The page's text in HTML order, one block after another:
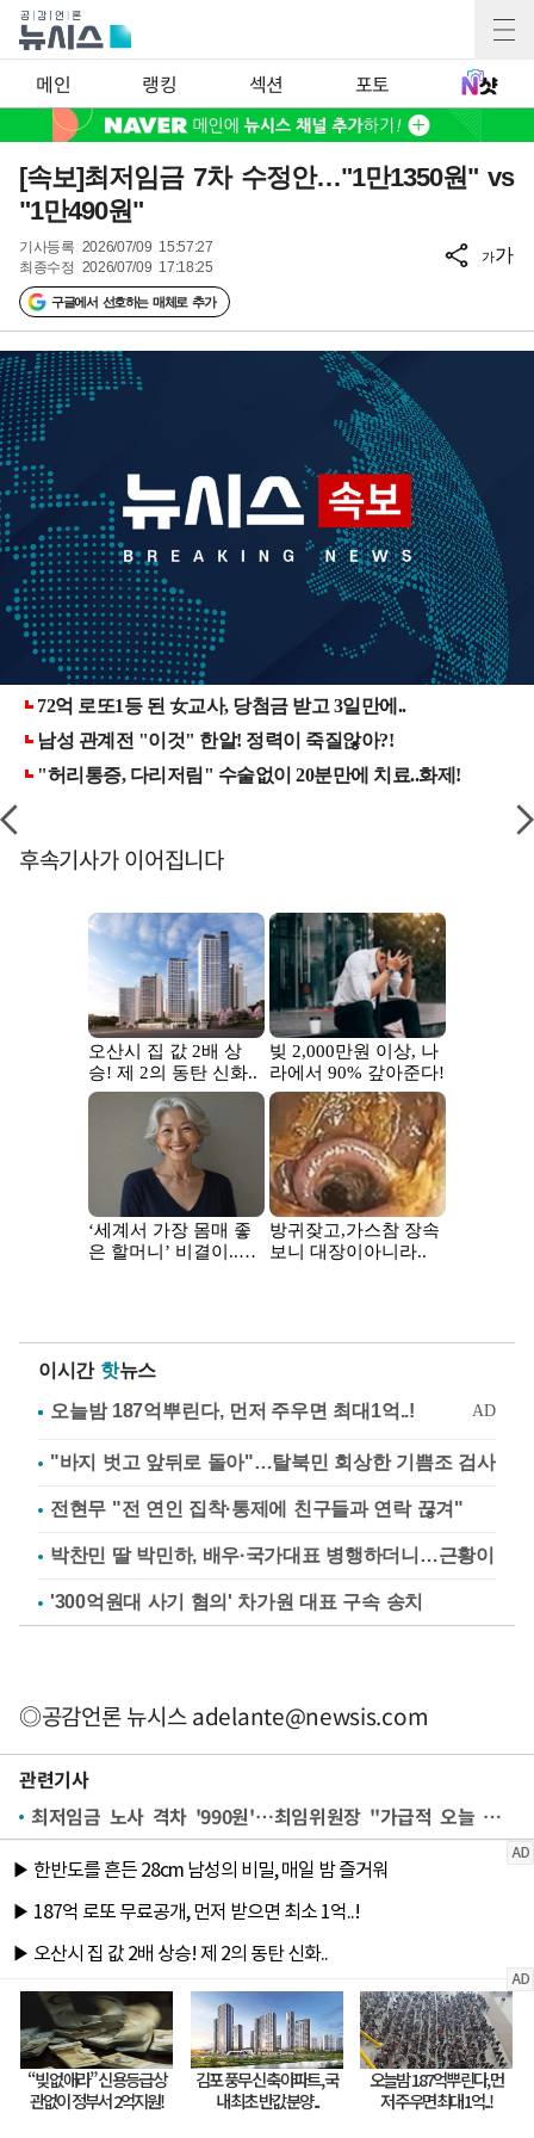
메인 랭킹 섹션 포토
[속보]최저임금 7차 수정안…"1만1350원" vs
"1만490원"
기사등록 2026/07/09 15:57:27
최종수정 2026/07/09 17:18:25
구글에서 선호하는 매체로 추가
가가
후속기사가 이어집니다
이시간 핫뉴스
"바지 벗고 앞뒤로 돌아"…탈북민 회상한 기쁨조 검사
전현무 "전 연인 집착·통제에 친구들과 연락 끊겨"
박찬민 딸 박민하, 배우·국가대표 병행하더니…근황이
'300억원대 사기 혐의' 차가원 대표 구속 송치
◎공감언론 뉴시스adelante@newsis.com
관련기사
최저임금 노사 격차 '990원'…최임위원장 "가급적 오늘 마무리"